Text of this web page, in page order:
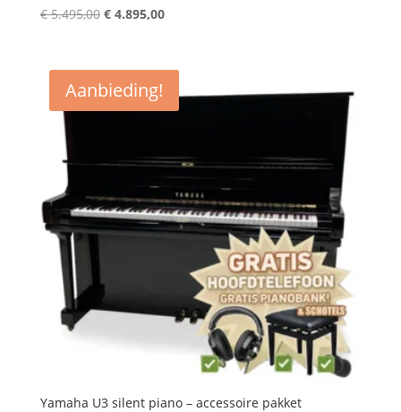
€5.495,00 Oorspronkelijke
€ 5.495,00.
€4.895,00Huidige
€ 4.895,00.
Aanbieding!
Yamaha U3 silent piano – accessoire pakket